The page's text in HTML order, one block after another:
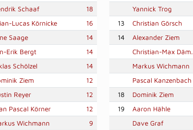
Schaaf
18
Lucas Körnicke
16
Saage
14
Erik Bergt
14
Schölzel
14
Ziem
12
Reyer
12
Pascal Körner
12
Wichmann
9
Yannick Trog
13
Christian Görsch
14
Alexander Ziem
Christian-Max Däm.
Markus Wichmann
Pascal Kanzenbach
18
Dominik Ziem
19
Aaron Hähle
Dave Graf